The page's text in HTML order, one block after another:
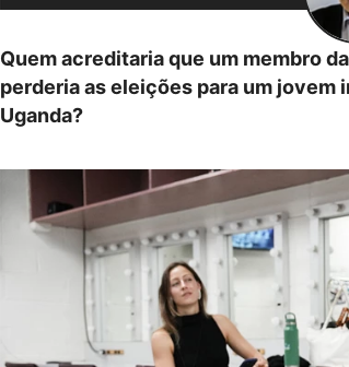
Quem acreditaria que um membro
perderia as eleições para um jovem
Uganda?